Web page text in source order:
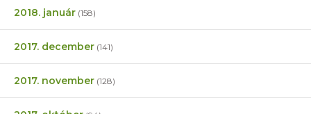
2018. január (158)
2017. december (141)
2017. november (128)